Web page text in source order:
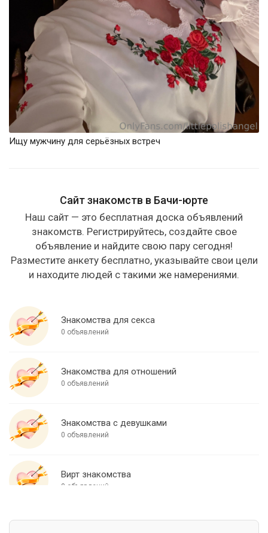
Ищу мужчину для серьёзных встреч
Сайт знакомств в Бачи-юрте
Наш сайт — это бесплатная доска объявлений
знакомств. Регистрируйтесь, создайте свое
объявление и найдите свою пару сегодня!
Разместите анкету бесплатно, указывайте свои цели
и находите людей с такими же намерениями.
Знакомства для секса
0 объявлений
Знакомства для отношений
0 объявлений
Знакомства с девушками
0 объявлений
Вирт знакомства
0 объявлений